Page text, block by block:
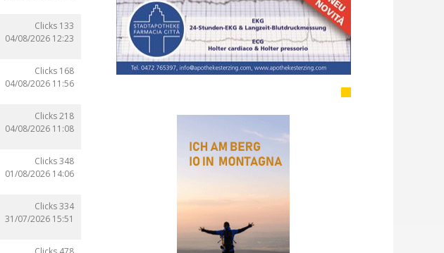
Clicks 133
04/08/2026 12:23
Clicks 168
04/08/2026 11:56
Clicks 218
04/08/2026 11:08
Clicks 348
01/08/2026 14:06
Clicks 334
31/07/2026 15:51